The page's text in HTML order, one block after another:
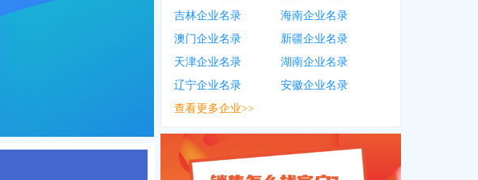
吉林企业名录
海南企业名录
澳门企业名录
新疆企业名录
天津企业名录
湖南企业名录
辽宁企业名录
安徽企业名录
查看更多企业>>